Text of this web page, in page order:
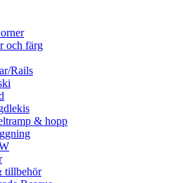
och färg
Rails
& hopp
tillbehör